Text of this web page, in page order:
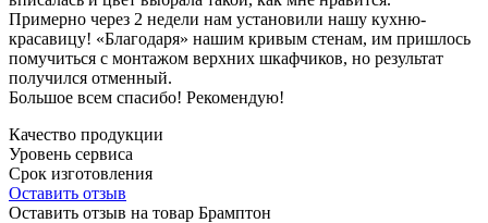
Примерно через 2 недели нам установили нашу кухню-
красавицу! «Благодаря» нашим кривым стенам, им пришлось
помучиться с монтажом верхних шкафчиков, но результат
получился отменный.
Большое всем спасибо! Рекомендую!
Качество продукции
Уровень сервиса
Срок изготовления
Оставить отзыв
Оставить отзыв на товар Брамптон